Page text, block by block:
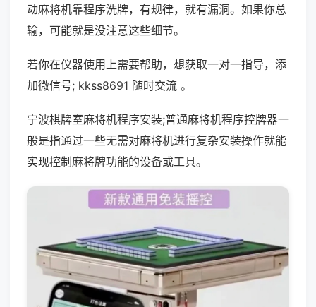
动麻将机靠程序洗牌，有规律，就有漏洞。如果你总
输，可能就是没注意这些细节。
若你在仪器使用上需要帮助，想获取一对一指导，添
加微信号; kkss8691 随时交流 。
宁波棋牌室麻将机程序安装;普通麻将机程序控牌器一
般是指通过一些无需对麻将机进行复杂安装操作就能
实现控制麻将牌功能的设备或工具。